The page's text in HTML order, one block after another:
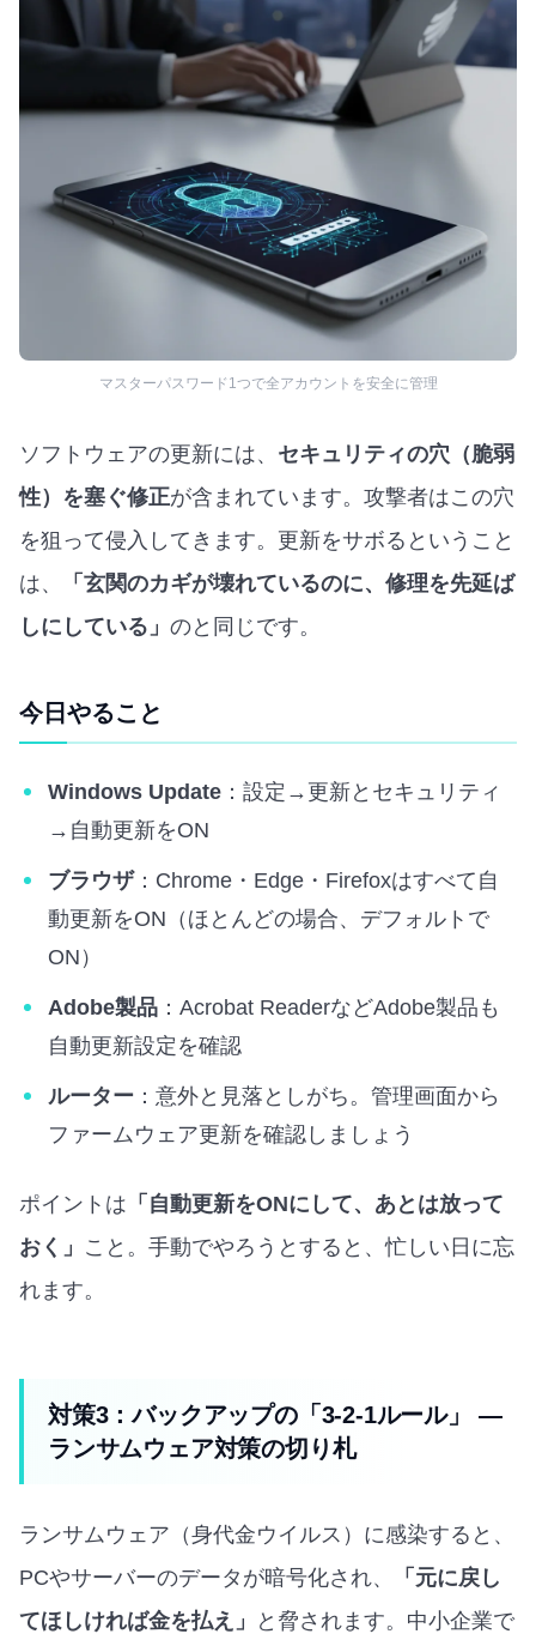
マスターパスワード1つで全アカウントを安全に管理
ソフトウェアの更新には、 セキュリティの穴（脆弱
性）を塞ぐ修正が含まれています。攻撃者はこの穴
を狙って侵入してきます。更新をサボるということ
は、
「玄関のカギが壊れているのに、修理を先延ば
しにしている」 のと同じです。
今日やること
Windows Update ：設定→更新とセキュリティ
→自動更新をON
ブラウザ：Chrome・Edge・Firefoxはすべて自
動更新をON（ほとんどの場合、デフォルトで
ON）
Adobe製品 ：Acrobat ReaderなどAdobe製品も
自動更新設定を確認
ルーター ：意外と見落としがち。管理画面から
ファームウェア更新を確認しましょう
ポイントは 「自動更新をONにして、あとは放って
おく」 こと。手動でやろうとすると、忙しい日に忘
れます。
対策3：バックアップの「3-2-1ルール」 —
ランサムウェア対策の切り札
ランサムウェア（身代金ウイルス）に感染すると、
PCやサーバーのデータが暗号化され、
「元に戻し
てほしければ金を払え」
と脅されます。中小企業で